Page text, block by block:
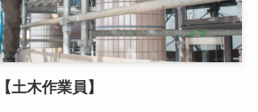
土木作業員】